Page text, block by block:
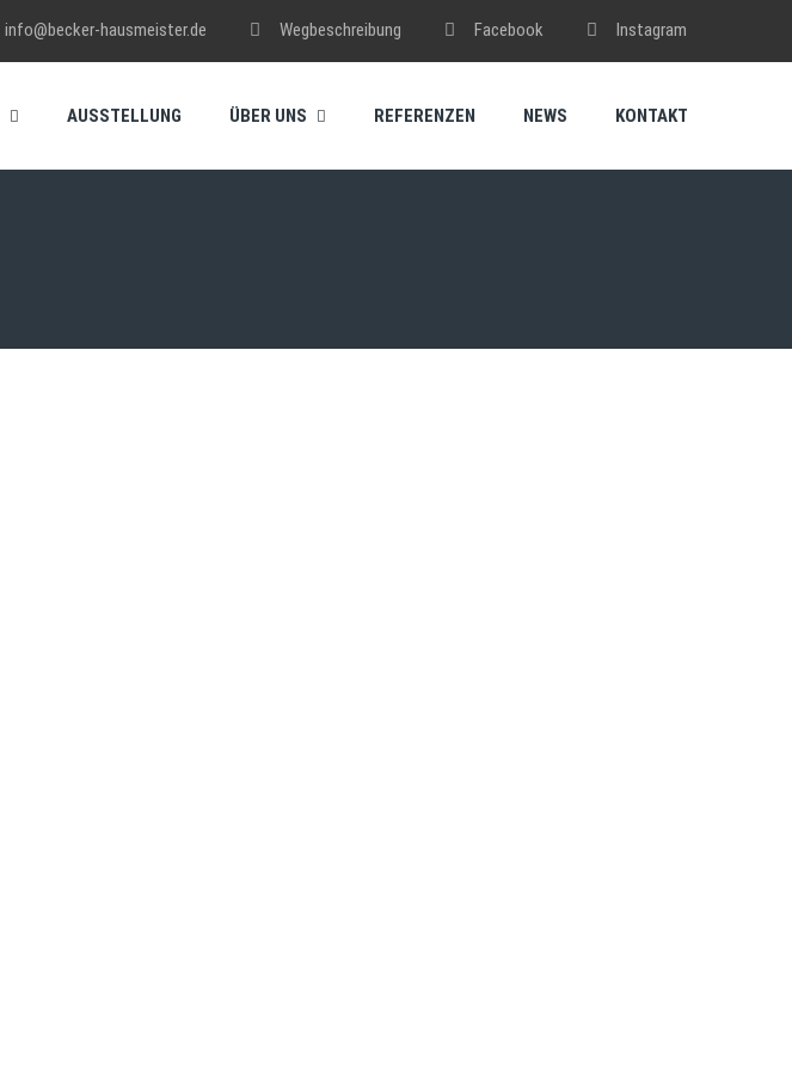
info@becker-hausmeister.de Wegbeschreibung Facebook Instagram
AUSSTELLUNG ÜBER UNS REFERENZEN NEWS KONTAKT